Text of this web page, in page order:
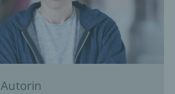
Autorin